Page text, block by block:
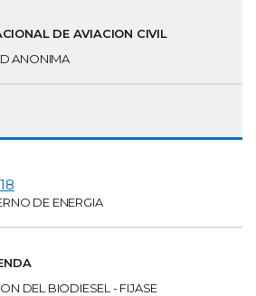
DE AVIACION CIVIL
ANONIMA
DE ENERGIA
DEL BIODIESEL - FIJASE